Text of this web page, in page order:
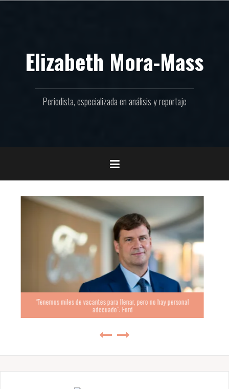
Elizabeth Mora-Mass
Periodista, especializada en análisis y reportaje
Mamdani: “Es tiempo de repartir la